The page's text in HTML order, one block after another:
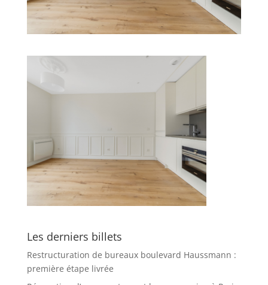
Les derniers billets
Restructuration de bureaux boulevard Haussmann :
première étape livrée